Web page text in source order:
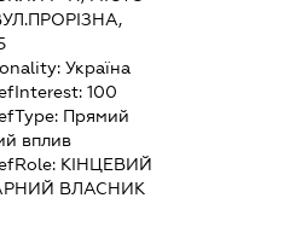
Україна
100
Прямий
вплив
КІНЦЕВИЙ
ВЛАСНИК